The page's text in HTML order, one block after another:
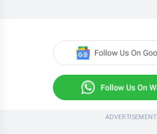
ADVERTISEMENT